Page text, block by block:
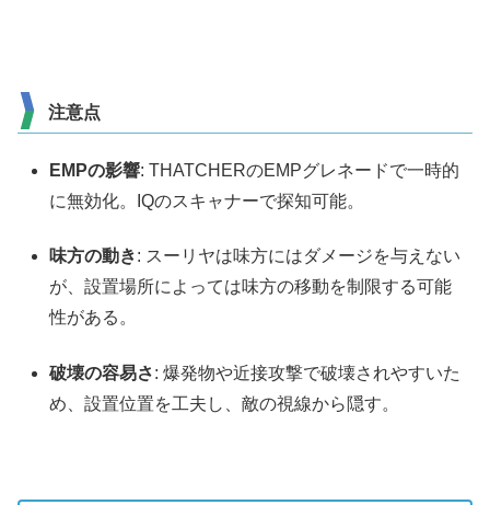
注意点
EMPの影響: THATCHERのEMPグレネードで一時的
に無効化。IQのスキャナーで探知可能。
味方の動き: スーリヤは味方にはダメージを与えない
が、設置場所によっては味方の移動を制限する可能
性がある。
破壊の容易さ: 爆発物や近接攻撃で破壊されやすいた
め、設置位置を工夫し、敵の視線から隠す。